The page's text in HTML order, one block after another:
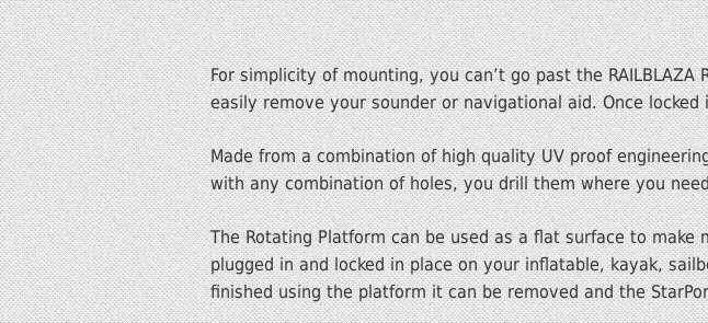
For simplicity of mounting, you can’t go past the
easily remove your sounder or navigational aid. Once
Made from a combination of high quality UV proof
with any combination of holes, you drill them where you
The Rotating Platform can be used as a flat surface to
plugged in and locked in place on your inflatable, kayak,
finished using the platform it can be removed and the